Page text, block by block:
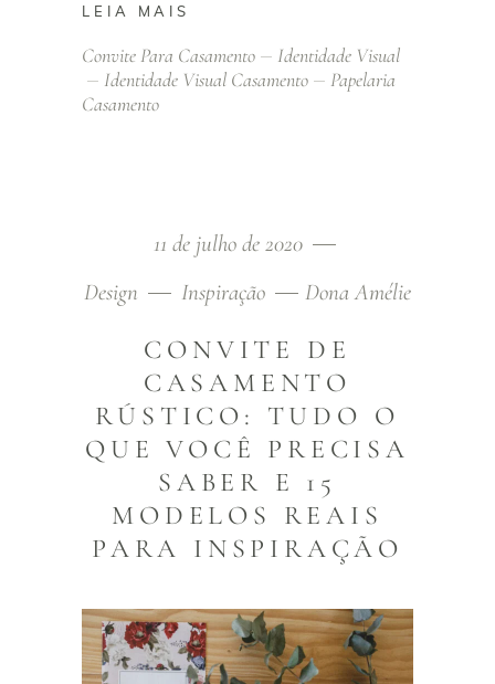
LEIA MAIS
Convite Para Casamento
Identidade Visual
Identidade Visual Casamento
Papelaria
Casamento
11 de julho de 2020
Design
Inspiração Dona Amélie
CONVITE DE
CASAMENTO
RÚSTICO: TUDO O
QUE VOCÊ PRECISA
SABER E 15
MODELOS REAIS
PARA INSPIRAÇÃO